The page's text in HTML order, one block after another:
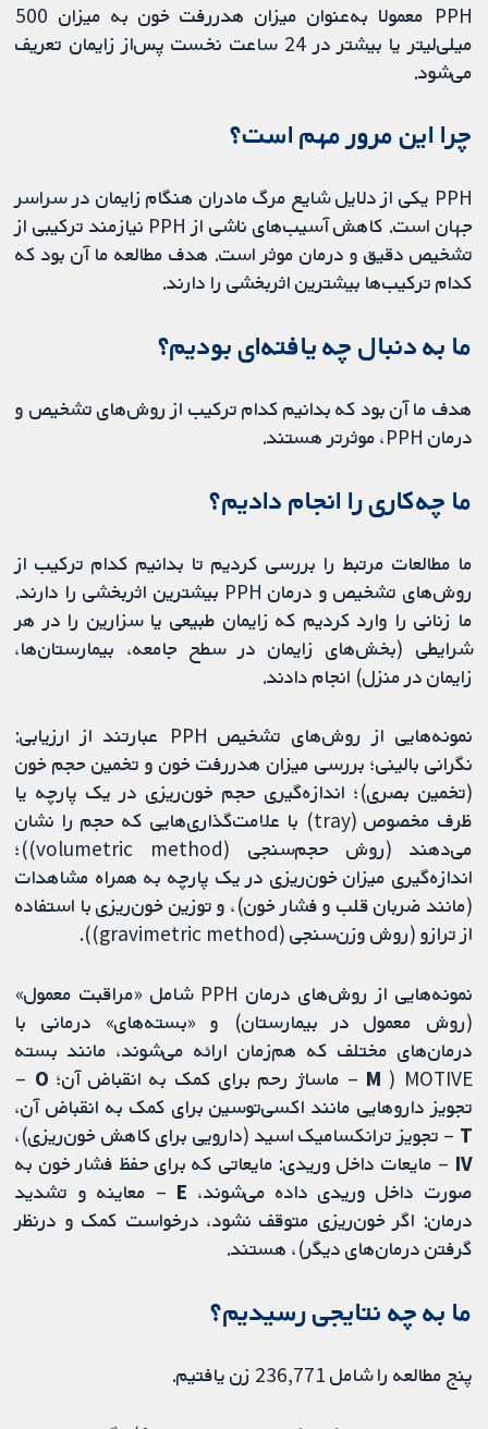
PPH معمولا به‌عنوان میزان هدررفت خون به میزان 500
میلی‌لیتر یا بیشتر در 24 ساعت نخست پس‌از زایمان تعریف
می‌شود.
چرا این مرور مهم است؟
PPH یکی از دلایل شایع مرگ مادران هنگام زایمان در سراسر
جهان است. کاهش آسیب‌های ناشی از PPH نیازمند ترکیبی از
تشخیص دقیق و درمان موثر است. هدف مطالعه ما آن بود که
کدام ترکیب‌ها بیشترین اثربخشی را دارند.
ما به دنبال چه یافته‌ای بودیم؟
هدف ما آن بود که بدانیم کدام ترکیب از روش‌های تشخیص و
درمان PPH، موثرتر هستند.
ما چه‌کاری را انجام دادیم؟
ما مطالعات مرتبط را بررسی کردیم تا بدانیم کدام ترکیب از
روش‌های تشخیص و درمان PPH بیشترین اثربخشی را دارند.
ما زنانی را وارد کردیم که زایمان طبیعی یا سزارین را در هر
شرایطی (بخش‌های زایمان در سطح جامعه، بیمارستان‌ها،
زایمان در منزل) انجام دادند.
نمونه‌هایی از روش‌های تشخیص PPH عبارتند از ارزیابی:
نگرانی بالینی؛ بررسی میزان هدررفت خون و تخمین حجم خون
(تخمین بصری)؛ اندازه‌گیری حجم خون‌ریزی در یک پارچه یا
ظرف مخصوص (tray) با علامت‌گذاری‌هایی که حجم را نشان
می‌دهند (روش حجم‌سنجی (volumetric method))؛
اندازه‌گیری میزان خون‌ریزی در یک پارچه به همراه مشاهدات
(مانند ضربان قلب و فشار خون)، و توزین خون‌ریزی با استفاده
از ترازو (روش وزن‌سنجی (gravimetric method)).
نمونه‌هایی از روش‌های درمان PPH شامل «مراقبت معمول»
(روش معمول در بیمارستان) و «بسته‌های» درمانی با
درمان‌های مختلف که هم‌زمان ارائه می‌شوند، مانند بسته
MOTIVE (
M – ماساژ رحم برای کمک به انقباض آن؛ O
–
تجویز داروهایی مانند اکسی‌توسین برای کمک به انقباض آن،
T – تجویز ترانکسامیک اسید (دارویی برای کاهش خون‌ریزی)،
IV – مایعات داخل وریدی: مایعاتی که برای حفظ فشار خون به
صورت داخل وریدی داده می‌شوند، E – معاینه و تشدید
درمان: اگر خون‌ریزی متوقف نشود، درخواست کمک و درنظر
گرفتن درمان‌های دیگر)، هستند.
ما به چه نتایجی رسیدیم؟
پنج مطالعه را شامل 236,771 زن یافتیم.